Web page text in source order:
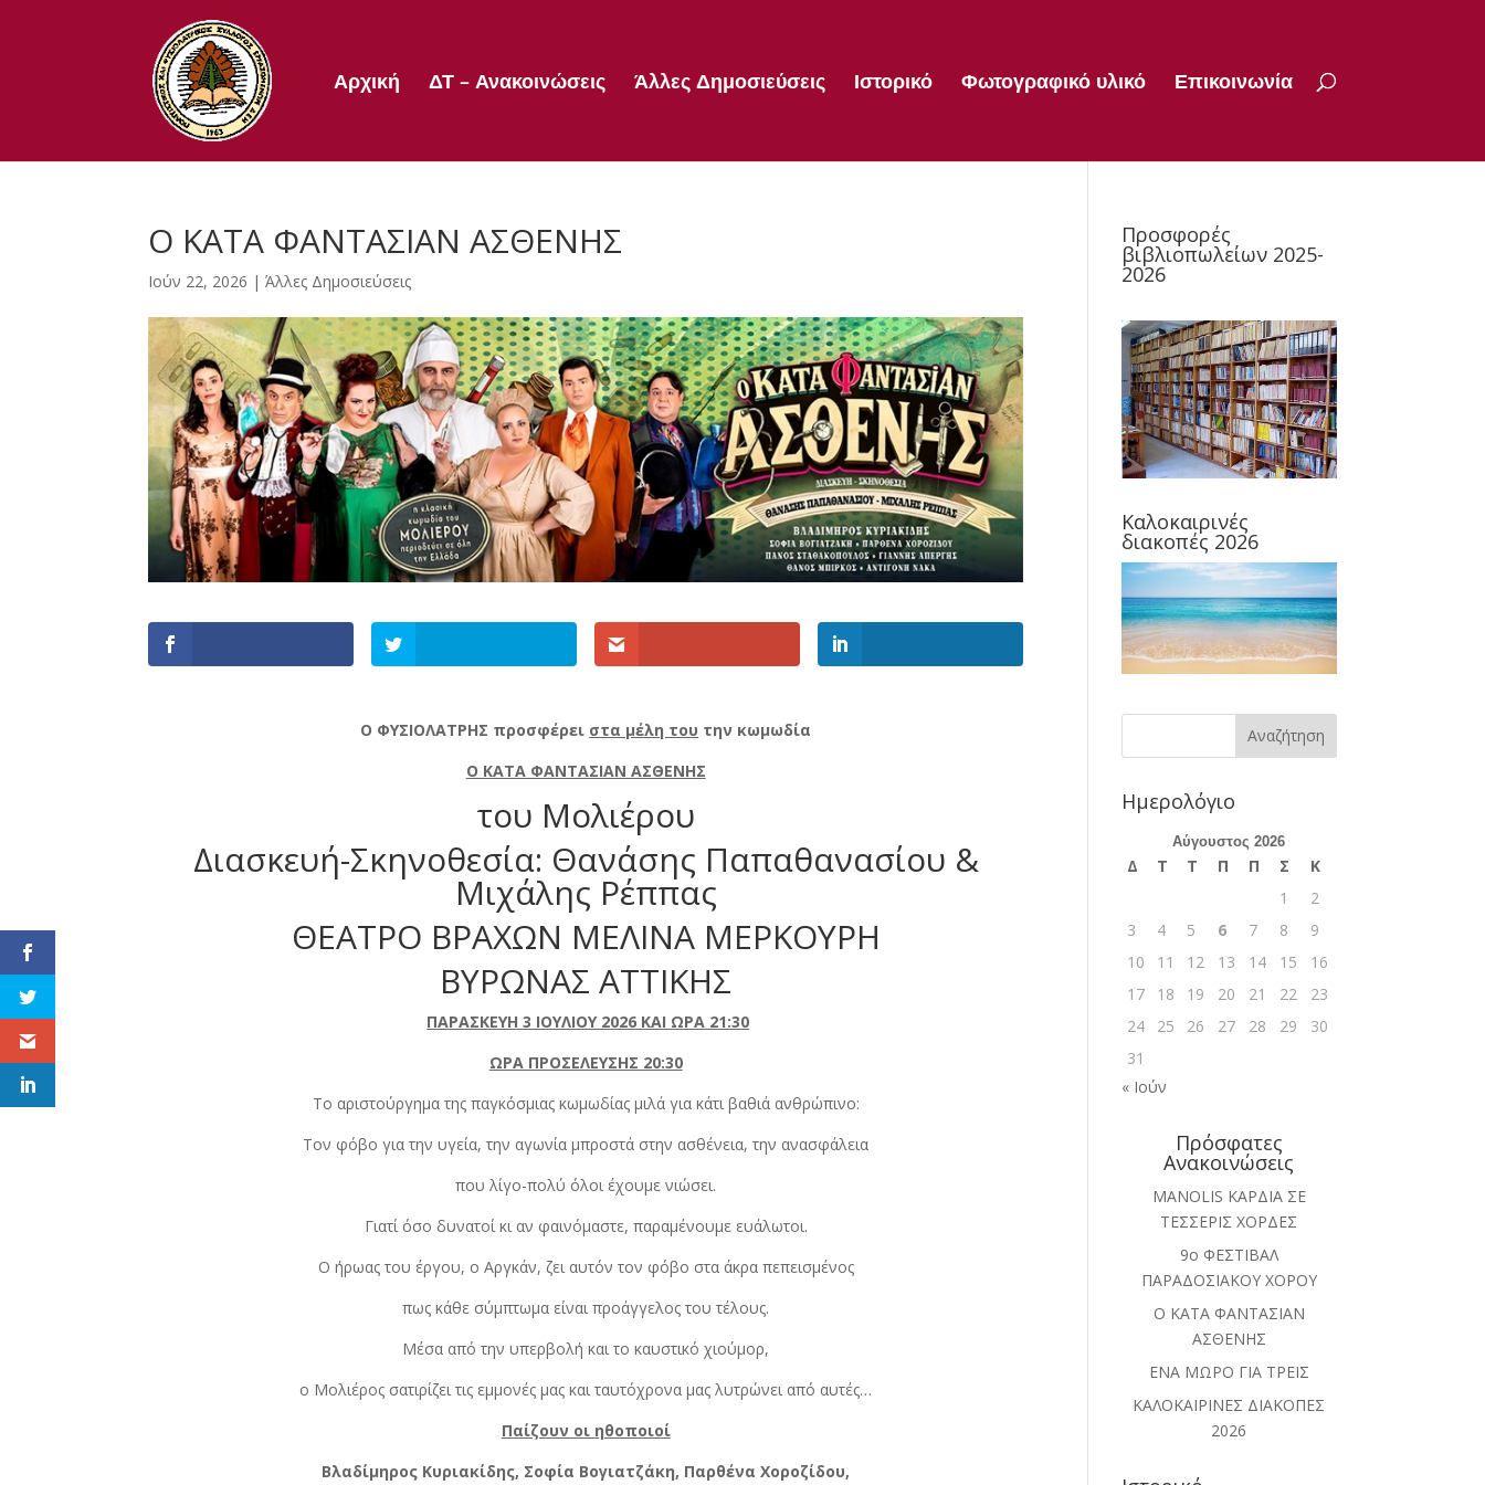
Αρχική ΔΤ – Ανακοινώσεις Άλλες Δημοσιεύσεις Ιστορικό Φωτογραφικό υλικό Επικοινωνία
Ο ΚΑΤΑ ΦΑΝΤΑΣΙΑΝ ΑΣΘΕΝΗΣ
Ιούν 22, 2026 |Άλλες Δημοσιεύσεις
Ο ΦΥΣΙΟΛΑΤΡΗΣ προσφέρει στα μέλη του την κωμωδία
Ο ΚΑΤΑ ΦΑΝΤΑΣΙΑΝ ΑΣΘΕΝΗΣ
του Μολιέρου
Διασκευή-Σκηνοθεσία: Θανάσης Παπαθανασίου &
Μιχάλης Ρέππας
ΘΕΑΤΡΟ ΒΡΑΧΩΝ ΜΕΛΙΝΑ ΜΕΡΚΟΥΡΗ
ΒΥΡΩΝΑΣ ΑΤΤΙΚΗΣ
ΠΑΡΑΣΚΕΥΗ 3 ΙΟΥΛΙΟΥ 2026 ΚΑΙ ΩΡΑ 21:30
ΩΡΑ ΠΡΟΣΕΛΕΥΣΗΣ 20:30
Το αριστούργημα της παγκόσμιας κωμωδίας μιλά για κάτι βαθιά ανθρώπινο:
Τον φόβο για την υγεία, την αγωνία μπροστά στην ασθένεια, την ανασφάλεια
που λίγο-πολύ όλοι έχουμε νιώσει.
Γιατί όσο δυνατοί κι αν φαινόμαστε, παραμένουμε ευάλωτοι.
Ο ήρωας του έργου, ο Αργκάν, ζει αυτόν τον φόβο στα άκρα πεπεισμένος
πως κάθε σύμπτωμα είναι προάγγελος του τέλους.
Μέσα από την υπερβολή και το καυστικό χιούμορ,
ο Μολιέρος σατιρίζει τις εμμονές μας και ταυτόχρονα μας λυτρώνει από αυτές…
Παίζουν οι ηθοποιοί
Βλαδίμηρος Κυριακίδης, Σοφία Βογιατζάκη, Παρθένα Χοροζίδου,
Προσφορές
βιβλιοπωλείων 2025-
2026
Καλοκαιρινές
διακοπές 2026
Ημερολόγιο
Αύγουστος 2026
Δ Τ Τ Π Π Σ
Κ
1
2
3
4 5 6 7 8
9
10
11 12 13 14 15
16
17
18 19 20 21 22
23
24
25 26 27 28 29
30
31
« Ιούν
Πρόσφατες
Ανακοινώσεις
MANOLIS ΚΑΡΔΙΑ ΣΕ
ΤΕΣΣΕΡΙΣ ΧΟΡΔΕΣ
9ο ΦΕΣΤΙΒΑΛ
ΠΑΡΑΔΟΣΙΑΚΟΥ ΧΟΡΟΥ
Ο ΚΑΤΑ ΦΑΝΤΑΣΙΑΝ
ΑΣΘΕΝΗΣ
ΕΝΑ ΜΩΡΟ ΓΙΑ ΤΡΕΙΣ
ΚΑΛΟΚΑΙΡΙΝΕΣ ΔΙΑΚΟΠΕΣ
2026